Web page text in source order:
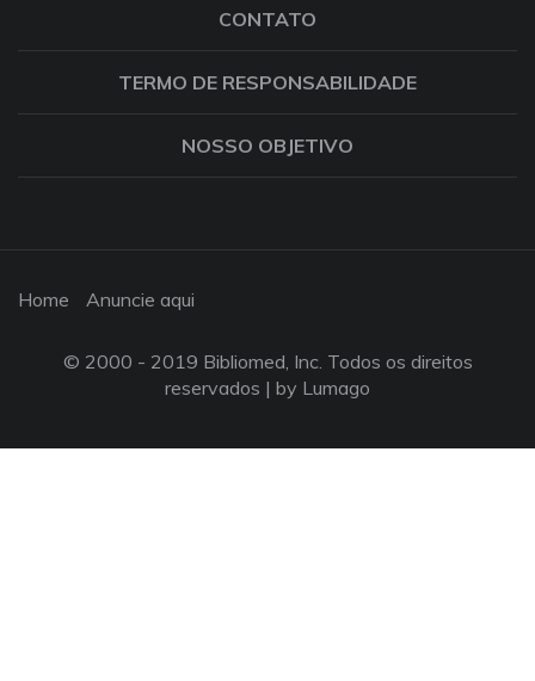
CONTATO
TERMO DE RESPONSABILIDADE
NOSSO OBJETIVO
Home Anuncie aqui
© 2000 - 2019 Bibliomed, Inc. Todos os direitos
reservados | by Lumago